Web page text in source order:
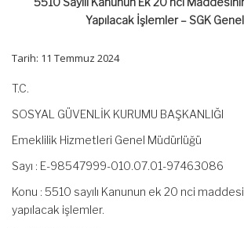
Yapılacak İşlemler – SGK Genel
Tarih: 11 Temmuz 2024
T.C.
SOSYAL GÜVENLİK KURUMU BAŞKANLIĞI
Emeklilik Hizmetleri Genel Müdürlüğü
Sayı : E-98547999-010.07.01-97463086
Konu : 5510 sayılı Kanunun ek 20 nci
yapılacak işlemler.